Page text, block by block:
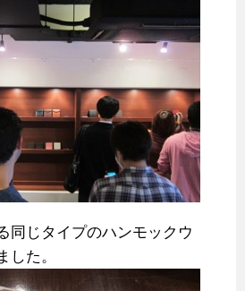
同じタイプのハンモックウ
した。